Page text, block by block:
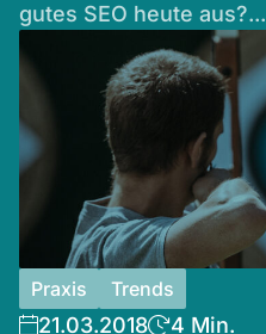
gutes SEO heute aus?...
Praxis Trends
21.03.2018 4 Min.